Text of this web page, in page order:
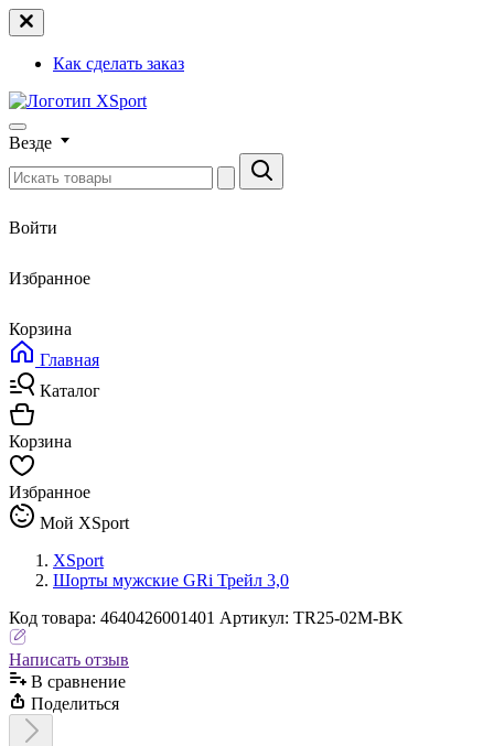
Как сделать заказ
Везде
Войти
Избранное
Корзина
Главная
Каталог
Корзина
Избранное
Мой XSport
XSport
Шорты мужские GRi Трейл 3,0
Код товара: 4640426001401 Артикул: TR25-02M-BK
Написать отзыв
В сравнениe
Поделиться